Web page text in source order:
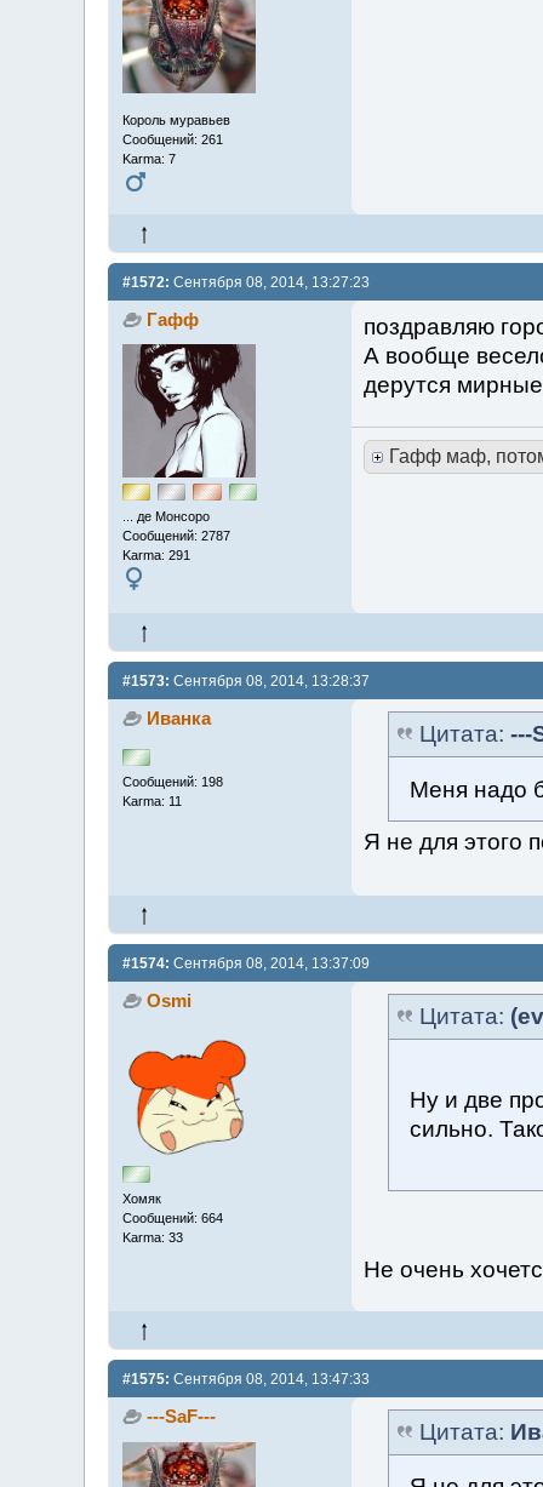
Король муравьев
Сообщений: 261
Karma: 7
#1572: Сентября 08, 2014, 13:27:23
Гафф
... де Монсоро
Сообщений: 2787
Karma: 291
поздравляю
А вообще
дерутся
Гафф маф,
#1573: Сентября 08, 2014, 13:28:37
Иванка
Сообщений: 198
Karma: 11
Цитата: ---
Меня надо
Я не для этого
#1574: Сентября 08, 2014, 13:37:09
Osmi
Хомяк
Сообщений: 664
Karma: 33
Цитата:
Ну и две
сильно.
Не очень
#1575: Сентября 08, 2014, 13:47:33
---SaF---
Цитата: